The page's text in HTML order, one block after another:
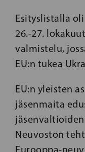
Esityslistalla
26.-27.
valmistelu,
EU:n tukea
EU:n yleisten
jäsenmaita
Neuvoston
Eurooppa-